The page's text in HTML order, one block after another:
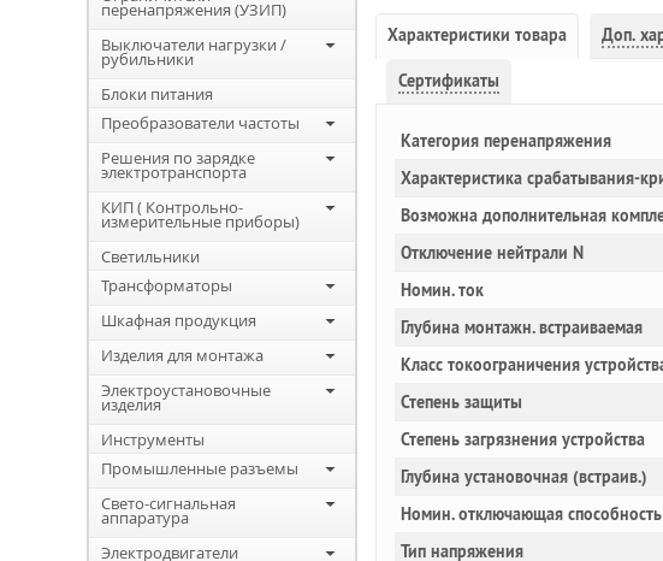
перенапряжения (УЗИП)
Выключатели нагрузки /
рубильники
Блоки питания
Преобразователи частоты
Решения по зарядке
электротранспорта
КИП ( Контрольно-
измерительные приборы)
Светильники
Трансформаторы
Шкафная продукция
Изделия для монтажа
Электроустановочные
изделия
Инструменты
Промышленные разъемы
Свето-сигнальная
аппаратура
Электродвигатели
Характеристики товара Доп.
Сертификаты
Категория перенапряжения
Характеристика срабатывания-
Возможна дополнительная
Отключение нейтрали N
Номин. ток
Глубина монтажн. встраиваемая
Класс токоограничения
Степень защиты
Степень загрязнения устройства
Глубина установочная (встраив.)
Номин. отключающая
Тип напряжения